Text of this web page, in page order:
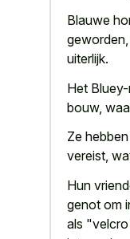
Blauwe
uiterlijk.
Het
bouw,
Ze
vereist,
Hun
genot om
als